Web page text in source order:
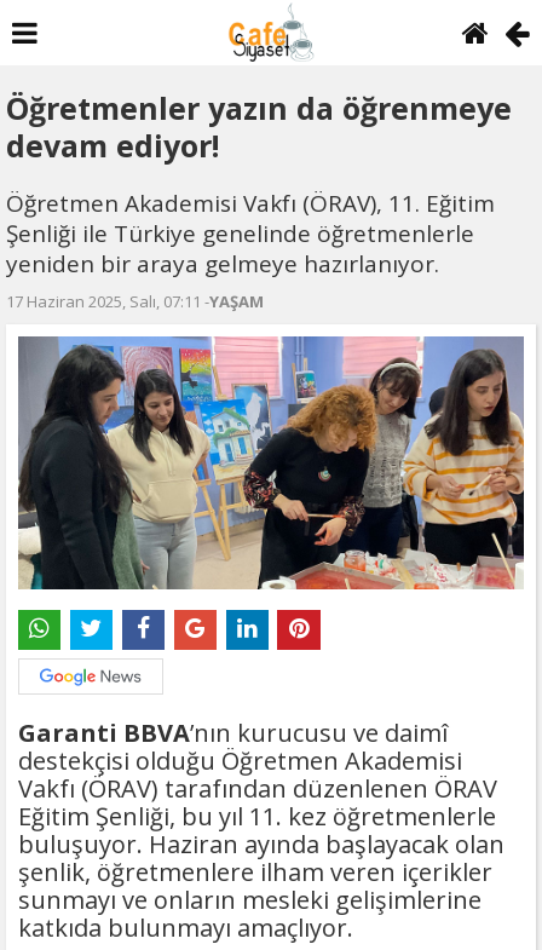
Öğretmenler yazın da öğrenmeye
devam ediyor!
Öğretmen Akademisi Vakfı (ÖRAV), 11. Eğitim
Şenliği ile Türkiye genelinde öğretmenlerle
yeniden bir araya gelmeye hazırlanıyor.
17 Haziran 2025, Salı, 07:11 -YAŞAM
Garanti BBVA’nın kurucusu ve daimî
destekçisi olduğu Öğretmen Akademisi
Vakfı (ÖRAV) tarafından düzenlenen ÖRAV
Eğitim Şenliği, bu yıl 11. kez öğretmenlerle
buluşuyor. Haziran ayında başlayacak olan
şenlik, öğretmenlere ilham veren içerikler
sunmayı ve onların mesleki gelişimlerine
katkıda bulunmayı amaçlıyor.